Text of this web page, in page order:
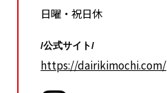
日曜・祝日休
/公式サイト/
https://dairikimochi.com/